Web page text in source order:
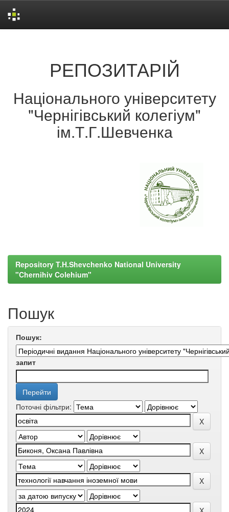
РЕПОЗИТАРІЙ
Національного університету
"Чернігівський колегіум"
ім.Т.Г.Шевченка
Repository T.H.Shevchenko National University
"Chernihiv Colehium"
Пошук
Пошук:
запит
Поточні фільтри: